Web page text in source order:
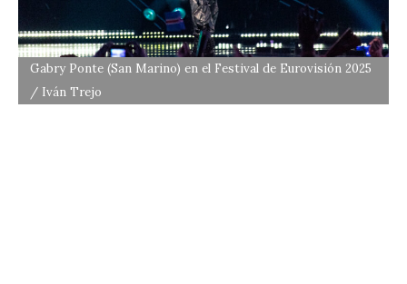
Gabry Ponte (San Marino) en el Festival de Eurovisión 2025
/ Iván Trejo